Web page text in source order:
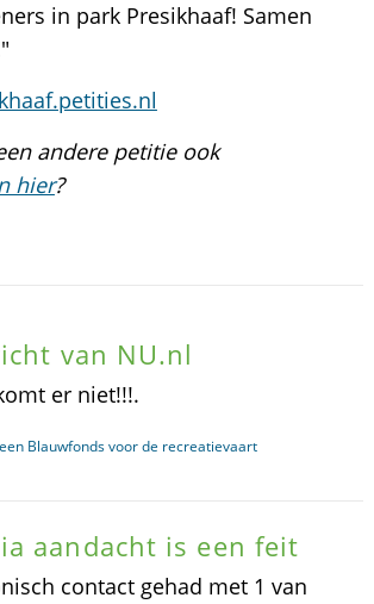
in park Presikhaaf! Samen
andere petitie ook
hier?
van NU.nl
er niet!!!.
Blauwfonds voor de recreatievaart
aandacht is een feit
contact gehad met 1 van